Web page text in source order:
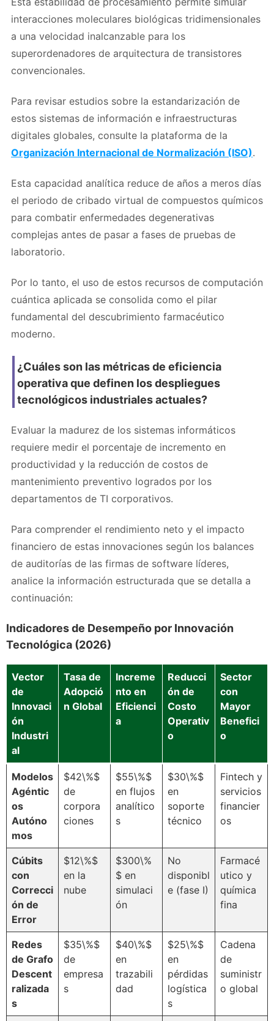
interacciones moleculares biológicas tridimensionales
a una velocidad inalcanzable para los
superordenadores de arquitectura de transistores
convencionales.
Para revisar estudios sobre la estandarización de
estos sistemas de información e infraestructuras
digitales globales, consulte la plataforma de la
Organización Internacional de Normalización (ISO).
Esta capacidad analítica reduce de años a meros días
el periodo de cribado virtual de compuestos químicos
para combatir enfermedades degenerativas
complejas antes de pasar a fases de pruebas de
laboratorio.
Por lo tanto, el uso de estos recursos de computación
cuántica aplicada se consolida como el pilar
fundamental del descubrimiento farmacéutico
moderno.
¿Cuáles son las métricas de eficiencia
operativa que definen los despliegues
tecnológicos industriales actuales?
Evaluar la madurez de los sistemas informáticos
requiere medir el porcentaje de incremento en
productividad y la reducción de costos de
mantenimiento preventivo logrados por los
departamentos de TI corporativos.
Para comprender el rendimiento neto y el impacto
financiero de estas innovaciones según los balances
de auditorías de las firmas de software líderes,
analice la información estructurada que se detalla a
continuación:
Indicadores de Desempeño por Innovación
Tecnológica (2026)
Vector
de
Innovaci
ón
Industri
al
Tasa de
Adopció
n Global
Increme
nto en
Eficienci
a
Reducci
ón de
Costo
Operativ
o
Sector
con
Mayor
Benefici
o
Modelos
Agéntic
os
Autóno
mos
$42\%$
de
corpora
ciones
$55\%$
en flujos
analítico
s
$30\%$
en
soporte
técnico
Fintech y
servicios
financier
os
Cúbits
con
Correcci
ón de
Error
$12\%$
en la
nube
$300\%
$ en
simulaci
ón
No
disponibl
e (fase I)
Farmacé
utico y
química
fina
Redes
de Grafo
Descent
ralizada
s
$35\%$
de
empresa
s
$40\%$
en
trazabili
dad
$25\%$
en
pérdidas
logística
s
Cadena
de
suministr
o global